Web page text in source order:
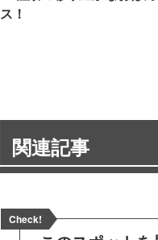
ス！
関連記事
Check!